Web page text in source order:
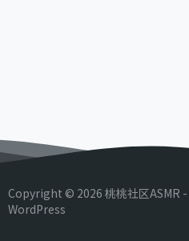
Copyright © 2026 桃桃社区ASMR -
WordPress